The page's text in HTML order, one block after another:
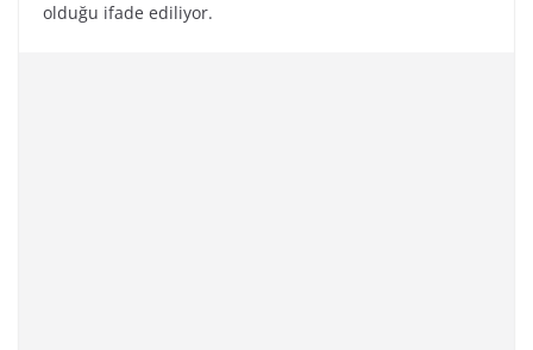
olduğu ifade ediliyor.